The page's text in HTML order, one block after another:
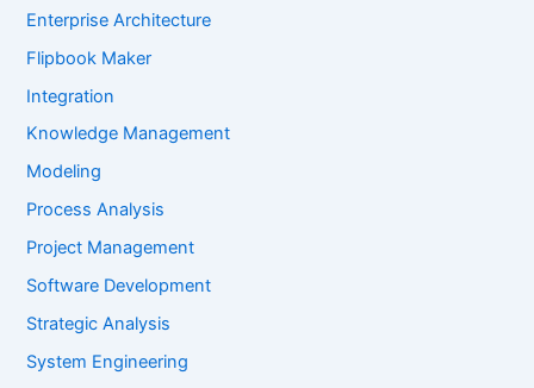
Enterprise Architecture
Flipbook Maker
Integration
Knowledge Management
Modeling
Process Analysis
Project Management
Software Development
Strategic Analysis
System Engineering